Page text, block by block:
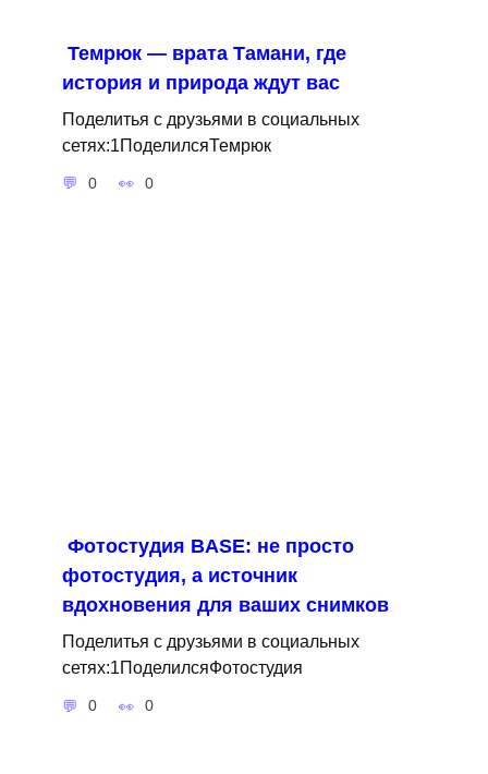
Темрюк — врата Тамани, где
история и природа ждут вас
Поделитья с друзьями в социальных
сетях:1ПоделилсяТемрюк
0 0
Фотостудия BASE: не просто
фотостудия, а источник
вдохновения для ваших снимков
Поделитья с друзьями в социальных
сетях:1ПоделилсяФотостудия
0 0